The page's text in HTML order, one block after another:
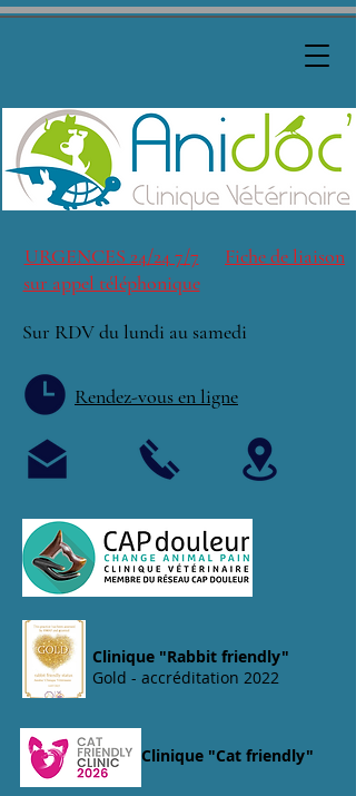
URGENCES 24/24 7/7
sur appel téléphonique
Sur RDV du lundi au samedi
Clinique "Rabbit friendly"
Gold - accréditation 2022
Rendez-vous en ligne
Fiche de liaison
Clinique "Cat friendly"